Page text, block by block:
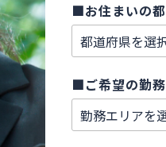
■お住まいの
■ご希望の勤